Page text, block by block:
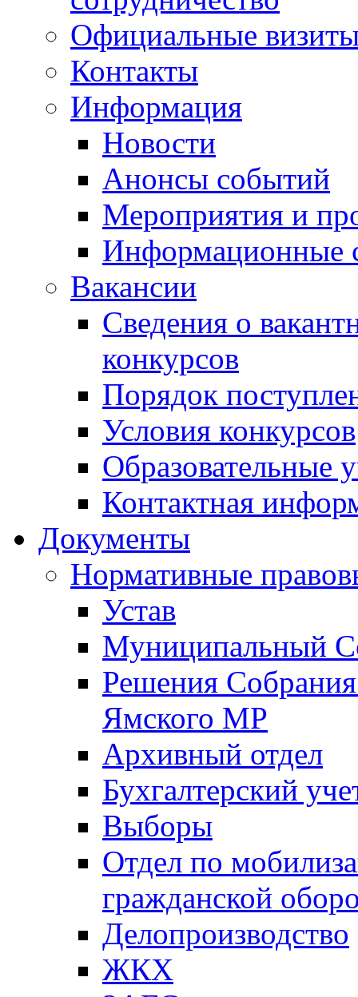
Официальные
Контакты
Информация
Новости
Анонсы событий
Мероприятия и
Информационные
Вакансии
Сведения о
конкурсов
Порядок
Условия конкурсов
Образовательные
Контактная
Документы
Нормативные
Устав
Муниципальный
Решения
Ямского МР
Архивный отдел
Бухгалтерский
Выборы
Отдел по
гражданской
Делопроизводство
ЖКХ